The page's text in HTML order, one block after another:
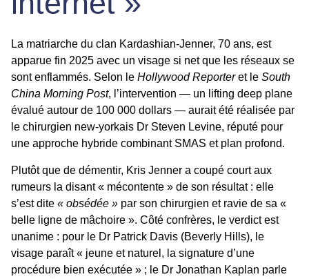
La matriarche du clan Kardashian-Jenner, 70 ans, est
apparue fin 2025 avec un visage si net que les réseaux se
sont enflammés. Selon le Hollywood Reporteret le South
China Morning Post, l’intervention — un lifting deep plane
évalué autour de 100 000 dollars — aurait été réalisée par
le chirurgien new-yorkais Dr Steven Levine, réputé pour
une approche hybride combinant SMAS et plan profond.
Plutôt que de démentir, Kris Jenner a coupé court aux
rumeurs la disant « mécontente » de son résultat : elle
s’est dite « obsédée » par son chirurgien et ravie de sa «
belle ligne de mâchoire ». Côté confrères, le verdict est
unanime : pour le Dr Patrick Davis (Beverly Hills), le
visage paraît « jeune et naturel, la signature d’une
procédure bien exécutée » ; le Dr Jonathan Kaplan parle